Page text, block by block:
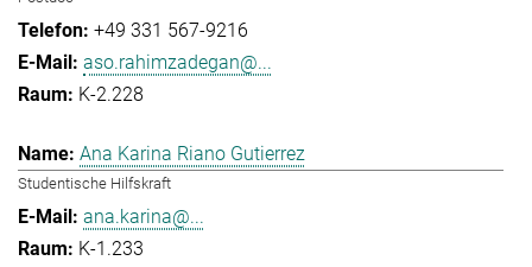
+49 331 567-9216
aso.rahimzadegan@...
K-2.228
Ana Karina Riano Gutierrez
Studentische Hilfskraft
ana.karina@...
K-1.233